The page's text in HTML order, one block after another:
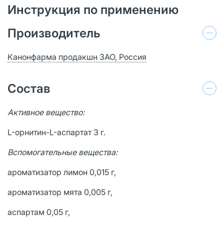
Инструкция по применению
Производитель
Канонфарма продакшн ЗАО, Россия
Состав
Активное вещество:
L-орнитин-L-аспартат 3 г.
Вспомогательные вещества:
ароматизатор лимон 0,015 г,
ароматизатор мята 0,005 г,
аспартам 0,05 г,